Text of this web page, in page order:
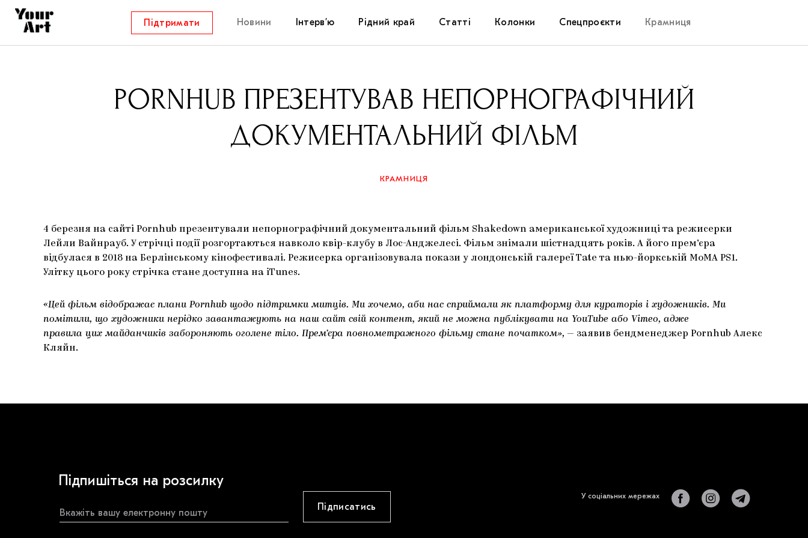
Підтримати Новини Інтерв’ю
Куратори
Архітектура
Рідний край
Самоорганізації
Освіта
Галереї
Артцентри
Статті
Коментарі
Історії
Колонки Спецпроєкти
Запалення
Як підтримувати українське мистецтво
Крамниця
PORNHUB ПРЕЗЕНТУВАВ НЕПОРНОГРАФІЧНИЙ
ДОКУМЕНТАЛЬНИЙ ФІЛЬМ
КРАМНИЦЯ
4 березня на сайті Pornhub презентували непорнографічний документальний фільм Shakedown американської художниці та режисерки
Лейли Вайнрауб. У стрічці події розгортаються навколо квір-клубу в Лос-Анджелесі. Фільм знімали шістнадцять років. А його прем’єра
відбулася в 2018 на Берлінському кінофестивалі. Режисерка організовувала покази у лондонській галереї Tate та нью-йоркській MoMA PS1.
Улітку цього року стрічка стане доступна на iTunes.
«Цей фільм відображає плани Pornhub щодо підтримки митців. Ми хочемо, аби нас сприймали як платформу для кураторів і художників. Ми
помітили, що художники нерідко завантажують на наш сайт свій контент, який не можна публікувати на YouTube або Vimeo, адже
правила цих майданчиків забороняють оголене тіло. Прем’єра повнометражного фільму стане початком», — заявив бендменеджер Pornhub Алекс
Кляйн.
Підпишіться на розсилку
Підписатись
У соціальних мережах